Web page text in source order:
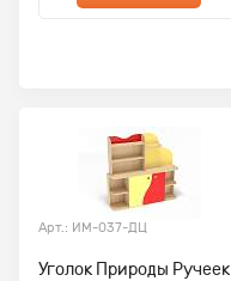
Арт.: ИМ-037-ДЦ
Уголок Природы Ручеек